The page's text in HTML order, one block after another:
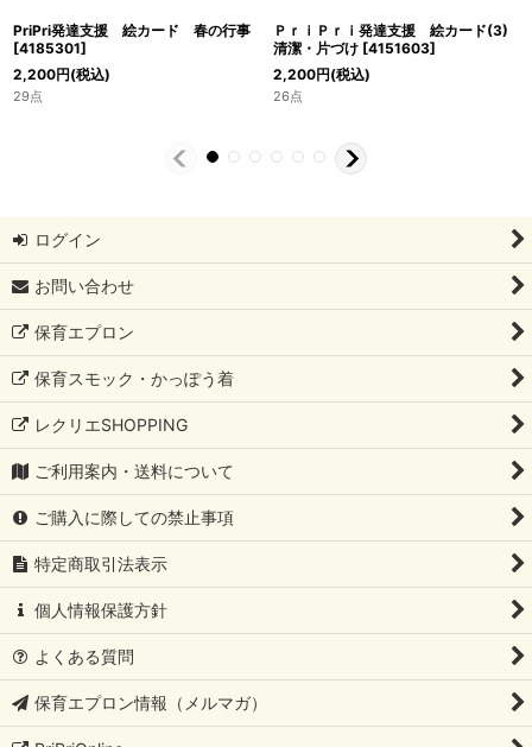
PriPri発達支援 絵カード 春の行事
[4185301]
2,200円(税込)
29点
ＰｒｉＰｒｉ発達支援 絵カード(3)
清潔・片づけ [4151603]
2,200円(税込)
26点
ログイン
お問い合わせ
保育エプロン
保育スモック・かっぽう着
レクリエSHOPPING
ご利用案内・送料について
ご購入に際しての禁止事項
特定商取引法表示
個人情報保護方針
よくある質問
保育エプロン情報（メルマガ）